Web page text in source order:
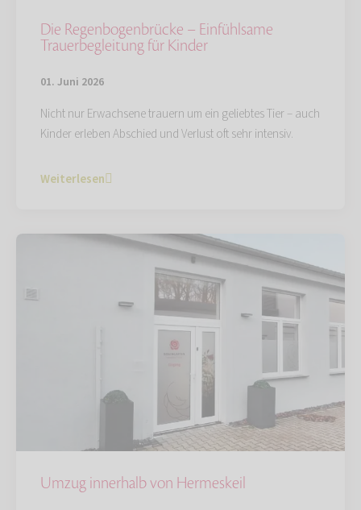
Die Regenbogenbrücke – Einfühlsame
Trauerbegleitung für Kinder
01. Juni 2026
Nicht nur Erwachsene trauern um ein geliebtes Tier – auch
Kinder erleben Abschied und Verlust oft sehr intensiv.
Weiterlesen
Umzug innerhalb von Hermeskeil